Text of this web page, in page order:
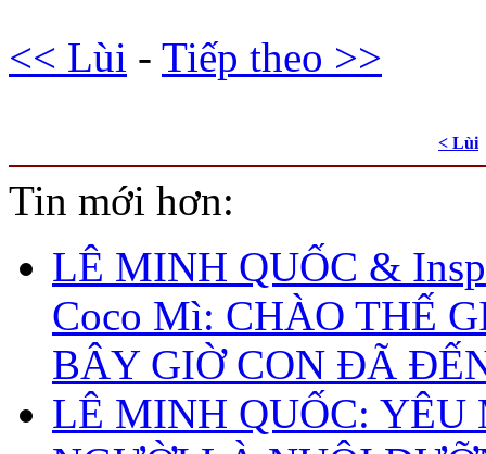
<< Lùi - Tiếp theo >>
< Lùi
Tin mới hơn:
LÊ MINH QUỐC &
Coco Mì: CHÀO THẾ
BÂY GIỜ CON ĐÃ
LÊ MINH QUỐC: YÊU